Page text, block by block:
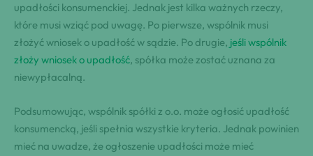
upadłości konsumenckiej. Jednak jest kilka ważnych rzeczy,
które musi wziąć pod uwagę. Po pierwsze, wspólnik musi
złożyć wniosek o upadłość w sądzie. Po drugie, jeśli wspólnik
złoży wniosek o upadłość, spółka może zostać uznana za
niewypłacalną.
Podsumowując, wspólnik spółki z o.o. może ogłosić upadłość
konsumencką, jeśli spełnia wszystkie kryteria. Jednak powinien
mieć na uwadze, że ogłoszenie upadłości może mieć